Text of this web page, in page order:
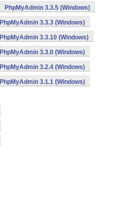
PhpMyAdmin 3.3.5 (Windows)
PhpMyAdmin 3.3.3 (Windows)
PhpMyAdmin 3.3.10 (Windows)
PhpMyAdmin 3.3.0 (Windows)
PhpMyAdmin 3.2.4 (Windows)
PhpMyAdmin 3.1.1 (Windows)